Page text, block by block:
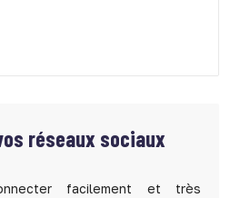
réseaux sociaux
facilement et très